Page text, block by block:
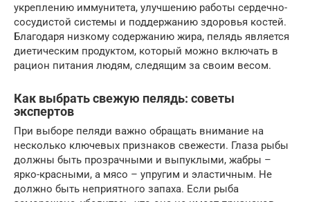
укреплению иммунитета, улучшению работы сердечно-
сосудистой системы и поддержанию здоровья костей.
Благодаря низкому содержанию жира, пелядь является
диетическим продуктом, который можно включать в
рацион питания людям, следящим за своим весом.
Как выбрать свежую пелядь: советы
экспертов
При выборе пеляди важно обращать внимание на
несколько ключевых признаков свежести. Глаза рыбы
должны быть прозрачными и выпуклыми, жабры –
ярко-красными, а мясо – упругим и эластичным. Не
должно быть неприятного запаха. Если рыба